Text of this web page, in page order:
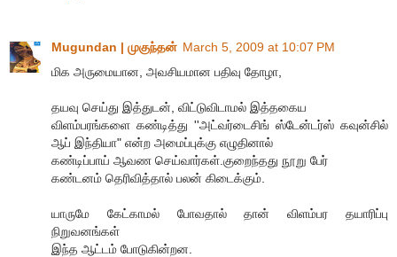
Mugundan | முகுந்தன் March 5, 2009 at 10:07 PM
மிக அருமையான, அவசியமான பதிவு தோழா,
தயவு செய்து இத்துடன், விட்டுவிடாமல் இத்தகைய
விளம்பரங்களை கண்டித்து ''அட்வர்டைசிங் ஸ்டேன்டர்ஸ் கவுன்சில்
ஆப் இந்தியா" என்ற அமைப்புக்கு எழுதினால்
கண்டிப்பாய் ஆவண செய்வார்கள்.குறைந்தது நூறு பேர்
கண்டனம் தெரிவித்தால் பலன் கிடைக்கும்.
யாருமே கேட்காமல் போவதால் தான் விளம்பர தயாரிப்பு
நிறுவனங்கள்
இந்த ஆட்டம் போடுகின்றன.